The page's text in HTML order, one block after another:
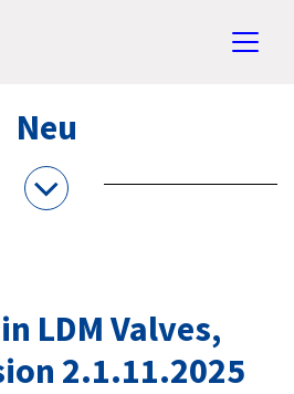
Neu
LDM Valves,
2.1.11.2025